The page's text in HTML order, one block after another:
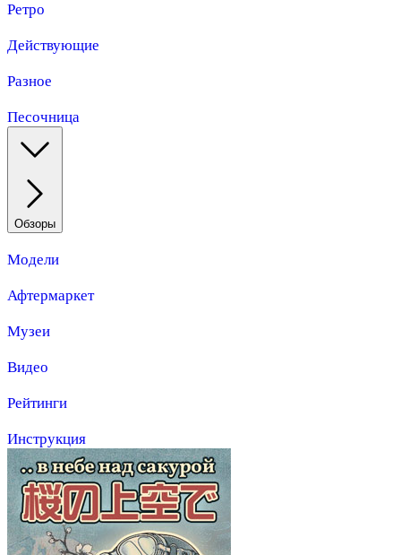
Ретро
Действующие
Разное
Песочница
Обзоры
Модели
Афтермаркет
Музеи
Видео
Рейтинги
Инструкция